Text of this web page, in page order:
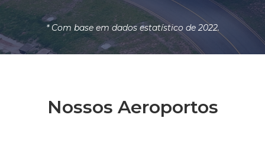
* Com base em dados estatístico de 2022.
Nossos Aeroportos